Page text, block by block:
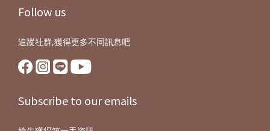
Follow us
追蹤社群,獲得更多不同訊息吧
Subscribe to our emails